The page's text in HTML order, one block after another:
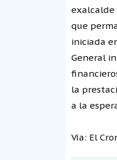
exalcalde
que
iniciada
General
la
a la
Vía: El